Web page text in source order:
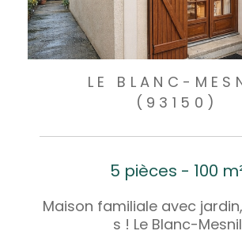
LE BLANC-
(93150)
5 pièces - 100
Maison familiale avec
s ! Le Blanc-Mesnil